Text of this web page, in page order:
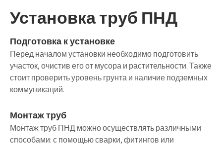
Установка труб ПНД
Подготовка к установке
Перед началом установки необходимо подготовить
участок, очистив его от мусора и растительности. Также
стоит проверить уровень грунта и наличие подземных
коммуникаций.
Монтаж труб
Монтаж труб ПНД можно осуществлять различными
способами: с помощью сварки, фитингов или